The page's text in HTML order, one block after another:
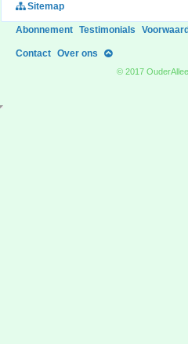
Sitemap
Abonnement Testimonials
Contact Over ons
© 2017